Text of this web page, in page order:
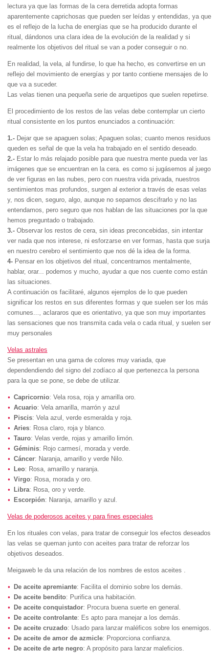
lectura ya que las formas de la cera derretida adopta formas
aparentemente caprichosas que pueden ser leídas y entendidas, ya que
es el reflejo de la lucha de energías que se ha producido durante el
ritual, dándonos una clara idea de la evolución de la realidad y si
realmente los objetivos del ritual se van a poder conseguir o no.
En realidad, la vela, al fundirse, lo que ha hecho, es convertirse en un
reflejo del movimiento de energías y por tanto contiene mensajes de lo
que va a suceder.
Las velas tienen una pequeña serie de arquetipos que suelen repetirse.
El procedimiento de los restos de las velas debe contemplar un cierto
ritual consistente en los puntos enunciados a continuación:
1.- Dejar que se apaguen solas; Apaguen solas; cuanto menos residuos
queden es señal de que la vela ha trabajado en el sentido deseado.
2.- Estar lo más relajado posible para que nuestra mente pueda ver las
imágenes que se encuentran en la cera. es como si jugásemos al juego
de ver figuras en las nubes, pero con nuestra vida privada, nuestros
sentimientos mas profundos, surgen al exterior a través de esas velas
y, nos dicen, seguro, algo, aunque no sepamos descifrarlo y no las
entendamos, pero seguro que nos hablan de las situaciones por la que
hemos preguntado o trabajado.
3.- Observar los restos de cera, sin ideas preconcebidas, sin intentar
ver nada que nos interese, ni esforzarse en ver formas, hasta que surja
en nuestro cerebro el sentimiento que nos dé la idea de la forma.
4- Pensar en los objetivos del ritual, concentrarnos mentalmente,
hablar, orar... podemos y mucho, ayudar a que nos cuente como están
las situaciones.
A continuación os facilitaré, algunos ejemplos de lo que pueden
significar los restos en sus diferentes formas y que suelen ser los más
comunes..., aclararos que es orientativo, ya que son muy importantes
las sensaciones que nos transmita cada vela o cada ritual, y suelen ser
muy personales
Velas astrales
Se presentan en una gama de colores muy variada, que
dependendiendo del signo del zodíaco al que pertenezca la persona
para la que se pone, se debe de utilizar.
Capricornio: Vela rosa, roja y amarilla oro.
Acuario: Vela amarilla, marrón y azul
Piscis: Vela azul, verde esmeralda y roja.
Aries: Rosa claro, roja y blanco.
Tauro: Velas verde, rojas y amarillo limón.
Géminis: Rojo carmesí, morada y verde.
Cáncer: Naranja, amarillo y verde Nilo.
Leo: Rosa, amarillo y naranja.
Virgo: Rosa, morada y oro.
Libra: Rosa, oro y verde.
Escorpión: Naranja, amarillo y azul.
Velas de poderosos aceites y para fines especiales
En los rituales con velas, para tratar de conseguir los efectos deseados
las velas se queman junto con aceites para tratar de reforzar los
objetivos deseados.
Meigaweb le da una relación de los nombres de estos aceites .
De aceite apremiante: Facilita el dominio sobre los demás.
De aceite bendito: Purifica una habitación.
De aceite conquistador: Procura buena suerte en general.
De aceite controlante: Es apto para manejar a los demás.
De aceite cruzado: Usado para lanzar maléficos sobre los enemigos.
De aceite de amor de azmicle: Proporciona confianza.
De aceite de arte negro: A propósito para lanzar maleficios.